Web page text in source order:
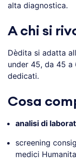
alta diagnostica.
A chi si
Dèdita si adatta
under 45, da 45
dedicati.
Cosa
analisi di
screening
medici